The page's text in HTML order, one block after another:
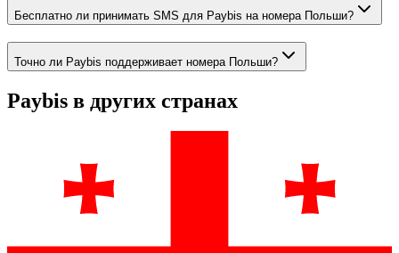
Бесплатно ли принимать SMS для Paybis на номера Польши?
Точно ли Paybis поддерживает номера Польши?
Paybis в других странах